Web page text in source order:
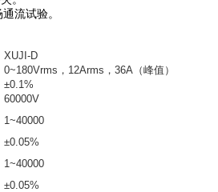
流试验。
XUJI-D
0~180Vrms，12Arms，36A（峰值）
±0.1%
60000V
1~40000
±0.05%
1~40000
±0.05%